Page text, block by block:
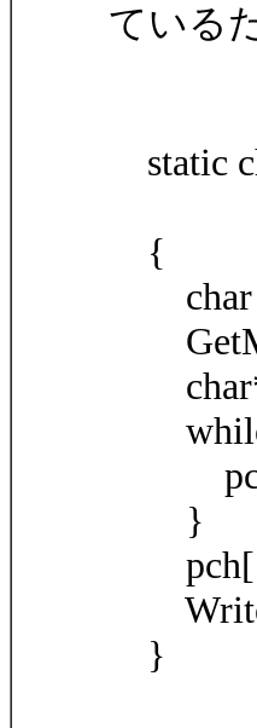
ている
static
{
char
char*
pch
}
}